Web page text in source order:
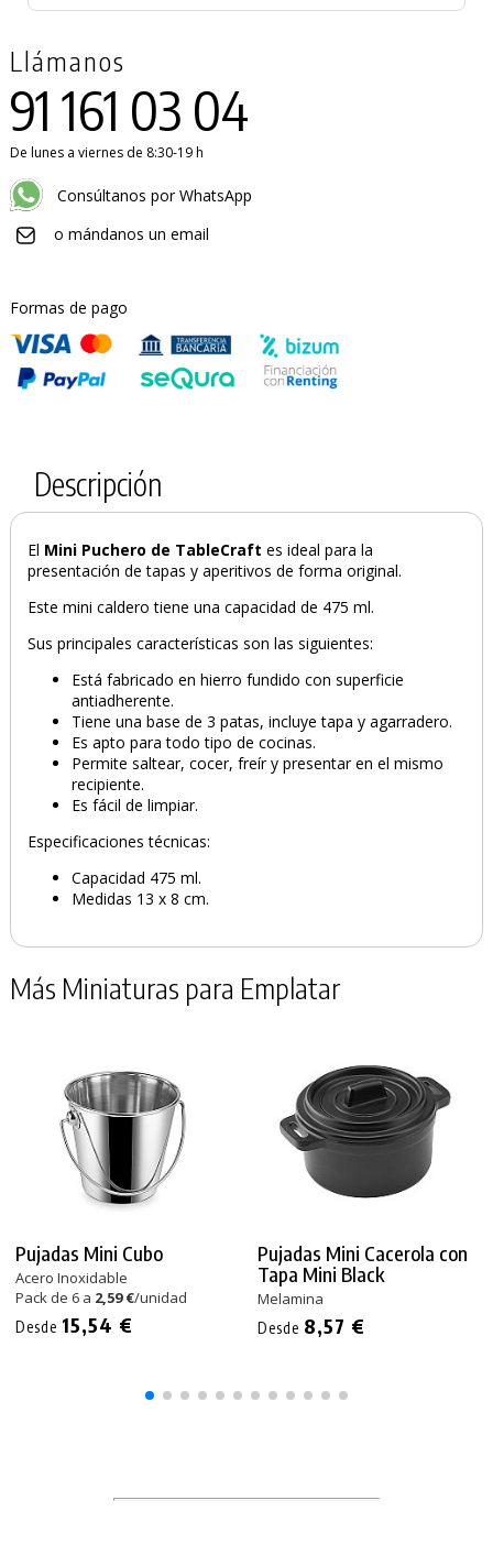
Llámanos
91 161 03 04
De lunes a viernes de 8:30-19 h
Consúltanos por WhatsApp
o mándanos un email
Formas de pago
Descripción
El Mini Puchero de TableCraftes ideal para la
presentación de tapas y aperitivos de forma original.
Este mini caldero tiene una capacidad de 475 ml.
Sus principales características son las siguientes:
Está fabricado en hierro fundido con superficie
antiadherente.
Tiene una base de 3 patas, incluye tapa y agarradero.
Es apto para todo tipo de cocinas.
Permite saltear, cocer, freír y presentar en el mismo
recipiente.
Es fácil de limpiar.
Especificaciones técnicas:
Capacidad 475 ml.
Medidas 13 x 8 cm.
Más Miniaturas para Emplatar
Pujadas Mini Cubo
Acero Inoxidable
Pack de 6 a 2,59 €/unidad
Desde 15,54 €
Pujadas Mini Cacerola con
Tapa Mini Black
Melamina
Desde 8,57 €